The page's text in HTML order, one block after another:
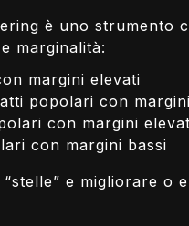
è uno strumento
marginalità:
margini elevati
popolari con
con margini
con margini bassi
e migliorare o